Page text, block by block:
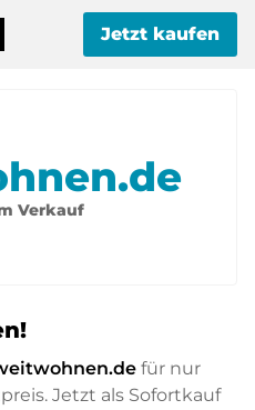
Jetzt kaufen
Verkauf
für nur
Jetzt als Sofortkauf